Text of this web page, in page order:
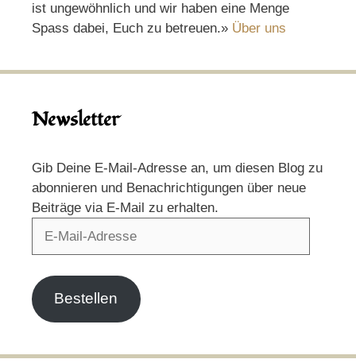
ist ungewöhnlich und wir haben eine Menge
Spass dabei, Euch zu betreuen.» Über uns
Newsletter
Gib Deine E-Mail-Adresse an, um diesen Blog zu
abonnieren und Benachrichtigungen über neue
Beiträge via E-Mail zu erhalten.
Bestellen